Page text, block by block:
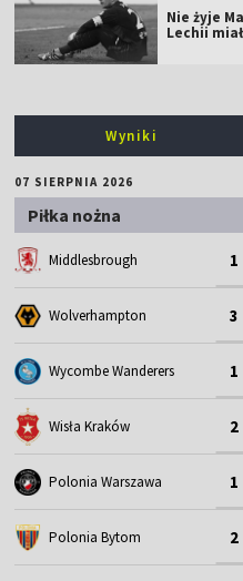
Nie żyje
Lechii
Wyniki
07 SIERPNIA 2026
Piłka nożna
Middlesbrough
Wolverhampton
Wycombe Wanderers
Wisła Kraków
Polonia Warszawa
Polonia Bytom